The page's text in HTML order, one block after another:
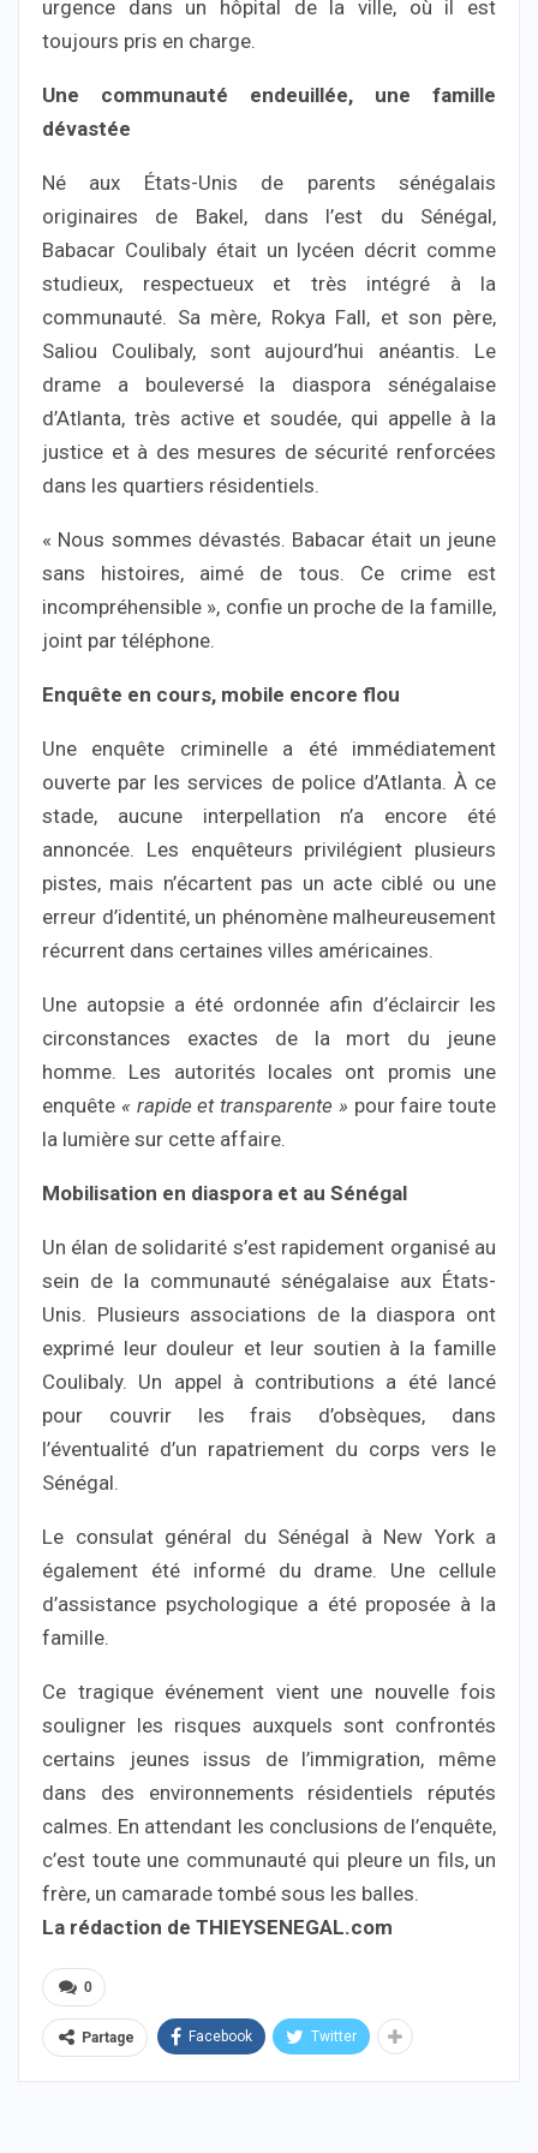
urgence dans un hôpital de la ville, où il est
toujours pris en charge.
Une communauté endeuillée, une famille
dévastée
Né aux États-Unis de parents sénégalais
originaires de Bakel, dans l’est du Sénégal,
Babacar Coulibaly était un lycéen décrit comme
studieux, respectueux et très intégré à la
communauté. Sa mère, Rokya Fall, et son père,
Saliou Coulibaly, sont aujourd’hui anéantis. Le
drame a bouleversé la diaspora sénégalaise
d’Atlanta, très active et soudée, qui appelle à la
justice et à des mesures de sécurité renforcées
dans les quartiers résidentiels.
« Nous sommes dévastés. Babacar était un jeune
sans histoires, aimé de tous. Ce crime est
incompréhensible », confie un proche de la famille,
joint par téléphone.
Enquête en cours, mobile encore flou
Une enquête criminelle a été immédiatement
ouverte par les services de police d’Atlanta. À ce
stade, aucune interpellation n’a encore été
annoncée. Les enquêteurs privilégient plusieurs
pistes, mais n’écartent pas un acte ciblé ou une
erreur d’identité, un phénomène malheureusement
récurrent dans certaines villes américaines.
Une autopsie a été ordonnée afin d’éclaircir les
circonstances exactes de la mort du jeune
homme. Les autorités locales ont promis une
enquête « rapide et transparente » pour faire toute
la lumière sur cette affaire.
Mobilisation en diaspora et au Sénégal
Un élan de solidarité s’est rapidement organisé au
sein de la communauté sénégalaise aux États-
Unis. Plusieurs associations de la diaspora ont
exprimé leur douleur et leur soutien à la famille
Coulibaly. Un appel à contributions a été lancé
pour couvrir les frais d’obsèques, dans
l’éventualité d’un rapatriement du corps vers le
Sénégal.
Le consulat général du Sénégal à New York a
également été informé du drame. Une cellule
d’assistance psychologique a été proposée à la
famille.
Ce tragique événement vient une nouvelle fois
souligner les risques auxquels sont confrontés
certains jeunes issus de l’immigration, même
dans des environnements résidentiels réputés
calmes. En attendant les conclusions de l’enquête,
c’est toute une communauté qui pleure un fils, un
frère, un camarade tombé sous les balles.
La rédaction de THIEYSENEGAL.com
0
Partage Facebook Twitter